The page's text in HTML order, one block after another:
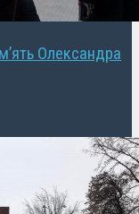
Олександра